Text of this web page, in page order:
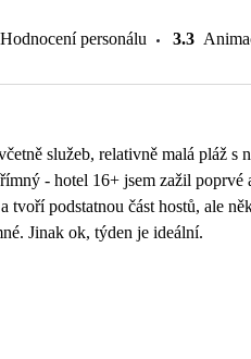
Hodnocení personálu 3.3
služeb, relativně malá pláž s
- hotel 16+ jsem zažil
tvoří podstatnou část hostů, ale
Jinak ok, týden je ideální.